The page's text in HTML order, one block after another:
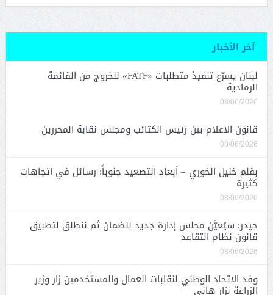
آخر الأخبار
لبنان يسرّع تنفيذ متطلبات «FATF» للخروج من القائمة
الرمادية
08/06/2026
قانون الاعلام بين رئيس الكتائب ومجلس نقابة المحررين
08/06/2026
بقلم خليل الخوري – أبعاد التصعيد جنوباً: رسائل في اتجاهات
كثيرة
08/06/2026
حيدر: سيُعيَّن مجلس إدارة جديد للضمان ثم ننطلق لتطبيق
قانون نظام التقاعد
08/06/2026
وفد الاتحاد الوطني لنقابات العمال والمستخدمين زار وزير
الزراعة نزار هاني